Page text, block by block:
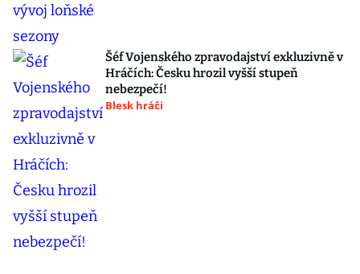
Šéf Vojenského zpravodajství exkluzivně v
Hráčích: Česku hrozil vyšší stupeň
nebezpečí!
Blesk hráči